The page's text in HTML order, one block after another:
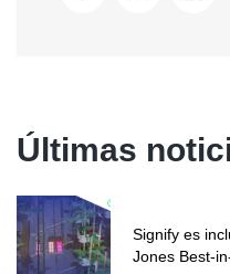
Últimas
Signify es
Jones Best-